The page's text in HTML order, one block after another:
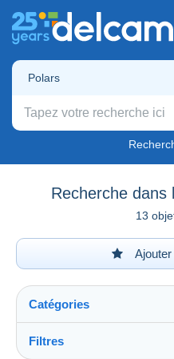
Polars
Recherche dans
13
Catégories
Filtres